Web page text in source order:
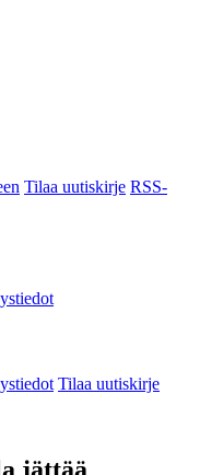
Tilaa uutiskirje RSS-
Tilaa uutiskirje
jättää